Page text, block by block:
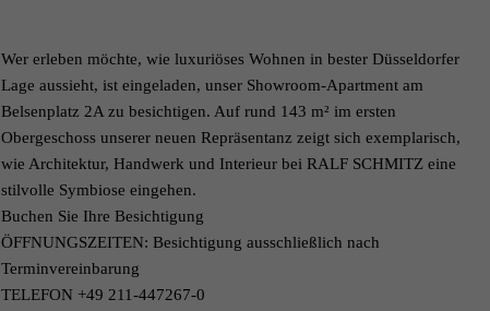
Wer erleben möchte, wie luxuriöses Wohnen in bester Düsseldorfer
Lage aussieht, ist eingeladen, unser Showroom-Apartment am
Belsenplatz 2A zu besichtigen. Auf rund 143 m² im ersten
Obergeschoss unserer neuen Repräsentanz zeigt sich exemplarisch,
wie Architektur, Handwerk und Interieur bei RALF SCHMITZ eine
stilvolle Symbiose eingehen.
Buchen Sie Ihre Besichtigung
ÖFFNUNGSZEITEN: Besichtigung ausschließlich nach
Terminvereinbarung
TELEFON +49 211-447267-0